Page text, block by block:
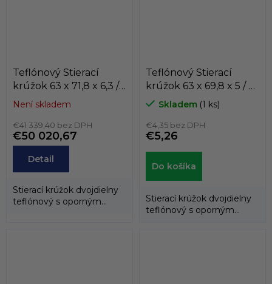
Teflónový Stierací
krúžok 63 x 71,8 x 6,3 /
6,3 AD61 PTFE/NBR
Není skladem
€41 339,40 bez DPH
€50 020,67
Detail
Stierací krúžok dvojdielny
teflónový s oporným
Teflónový Stierací
krúžok 63 x 69,8 x 5 / 5
AD60 PTFE/NBR
Dichtomatik
Skladem (1 ks)
€4,35 bez DPH
€5,26
Do košíka
Stierací krúžok dvojdielny
teflónový s oporným